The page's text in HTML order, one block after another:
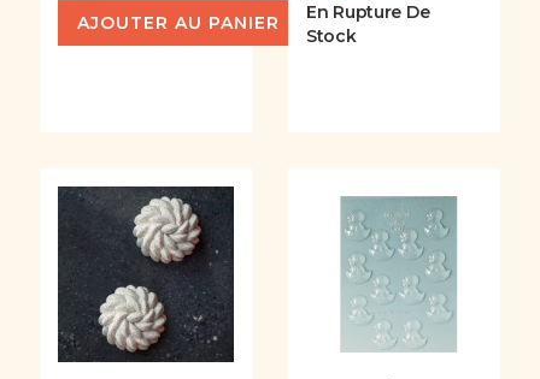
AJOUTER AU PANIER
En Rupture De
Stock